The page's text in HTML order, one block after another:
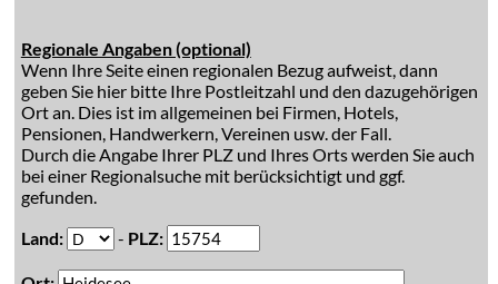
Regionale Angaben (optional)
Wenn Ihre Seite einen regionalen Bezug aufweist, dann
geben Sie hier bitte Ihre Postleitzahl und den dazugehörigen
Ort an. Dies ist im allgemeinen bei Firmen, Hotels,
Pensionen, Handwerkern, Vereinen usw. der Fall.
Durch die Angabe Ihrer PLZ und Ihres Orts werden Sie auch
bei einer Regionalsuche mit berücksichtigt und ggf.
gefunden.
Land:
- PLZ: